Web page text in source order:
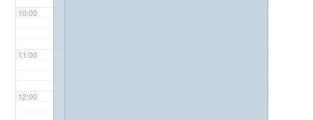
10:00
11:00
12:00